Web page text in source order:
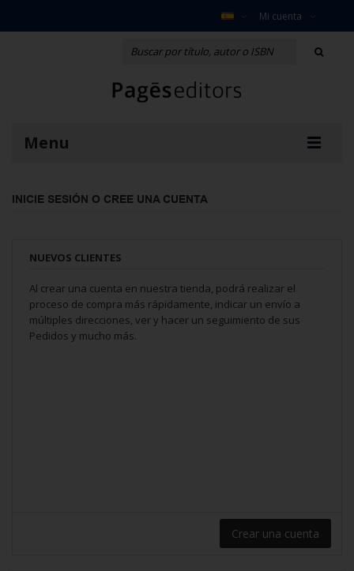
Mi cuenta
Menu
INICIE SESIÓN O CREE UNA CUENTA
NUEVOS CLIENTES
Al crear una cuenta en nuestra tienda, podrá realizar el
proceso de compra más rápidamente, indicar un envío a
múltiples direcciones, ver y hacer un seguimiento de sus
Pedidos y mucho más.
Crear una cuenta